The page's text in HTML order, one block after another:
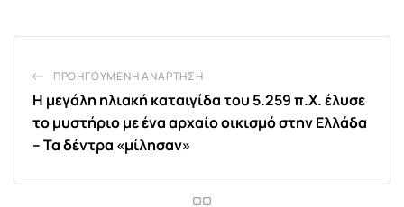
ΠΡΟΗΓΟΎΜΕΝΗ ΑΝΆΡΤΗΣΗ
Η μεγάλη ηλιακή καταιγίδα του 5.259 π.Χ. έλυσε
το μυστήριο με ένα αρχαίο οικισμό στην Ελλάδα
– Τα δέντρα «μίλησαν»